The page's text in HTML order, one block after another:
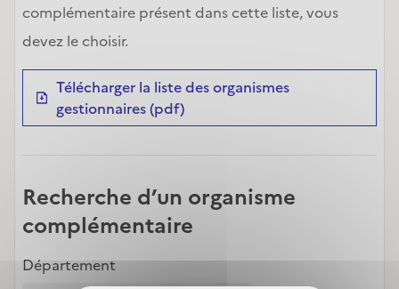
complémentaire présent dans cette liste, vous
devez le choisir.
Télécharger la liste des organismes
gestionnaires (pdf)
Recherche d’un organisme
complémentaire
Département